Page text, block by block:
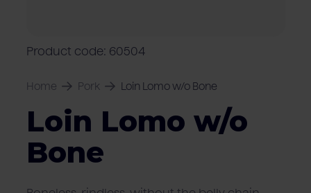
Product code: 60504
Home Pork Loin Lomo w/o Bone
Loin Lomo w/o
Bone